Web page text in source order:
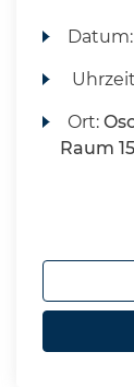
Datum:
Ort:
Raum